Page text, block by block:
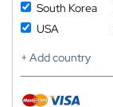
South Korea
USA
+ Add country